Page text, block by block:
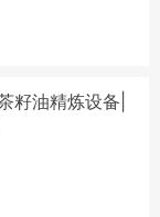
籽油精炼设备|